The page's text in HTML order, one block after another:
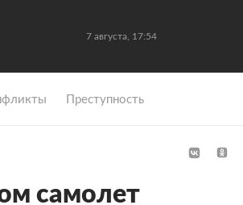
7 августа, 17:54
Преступность
самолет